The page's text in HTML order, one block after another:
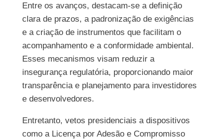
Entre os avanços, destacam-se a definição
clara de prazos, a padronização de exigências
e a criação de instrumentos que facilitam o
acompanhamento e a conformidade ambiental.
Esses mecanismos visam reduzir a
insegurança regulatória, proporcionando maior
transparência e planejamento para investidores
e desenvolvedores.
Entretanto, vetos presidenciais a dispositivos
como a Licença por Adesão e Compromisso